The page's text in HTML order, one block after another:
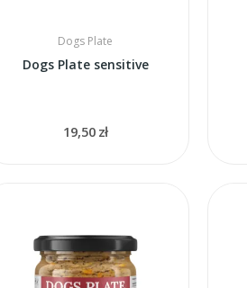
Dogs Plate
Dogs Plate sensitive
19,50 zł